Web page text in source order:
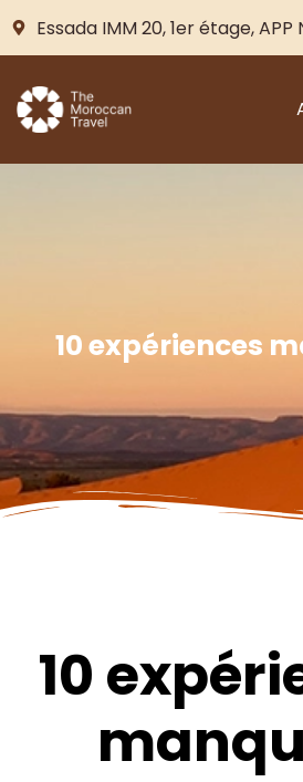
Essada IMM 20, 1er étage,
10 expériences
10